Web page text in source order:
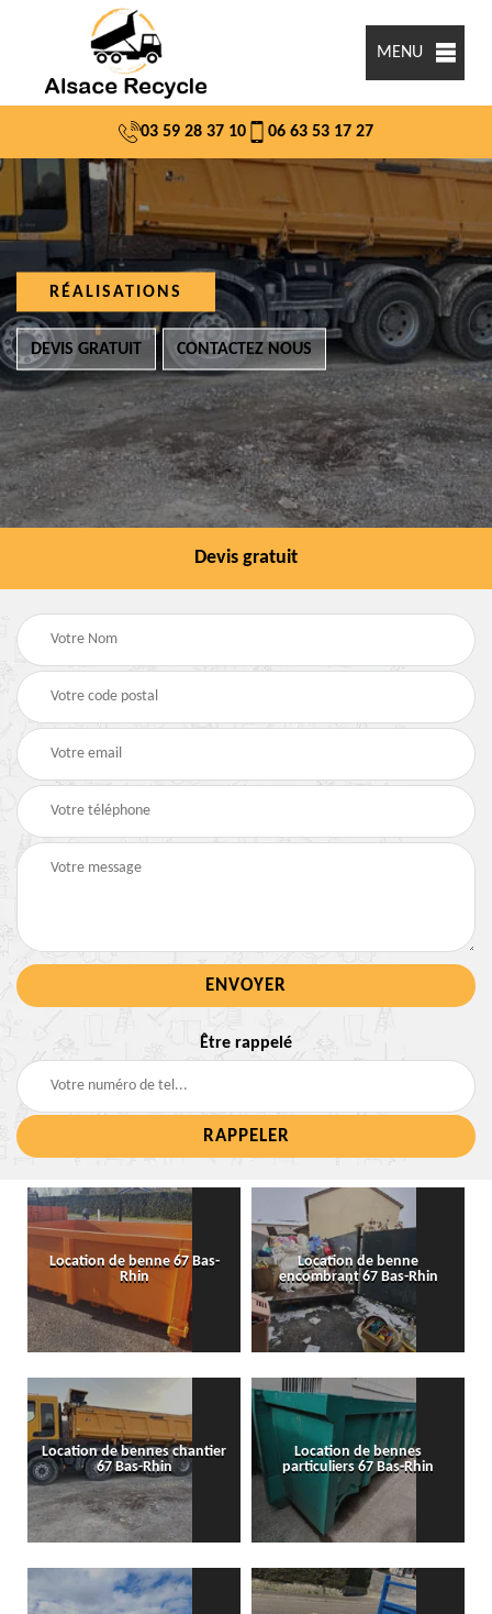
MENU
03 59 28 37 10 06 63 53 17 27
RÉALISATIONS
DEVIS GRATUIT CONTACTEZ NOUS
Devis gratuit
Être rappelé
Location de benne 67 Bas-
Rhin
Location de benne
encombrant 67 Bas-Rhin
Location de bennes chantier
67 Bas-Rhin
Location de bennes
particuliers 67 Bas-Rhin